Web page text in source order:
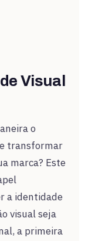
Visual
o
transformar
marca? Este
a identidade
visual seja
a primeira